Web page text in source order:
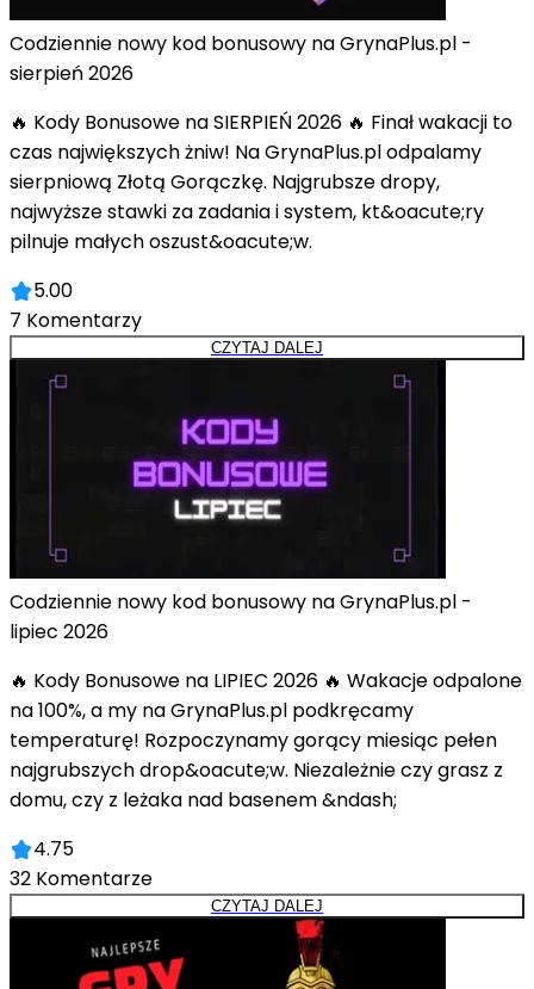
Codziennie nowy kod bonusowy na GrynaPlus.pl -
sierpień 2026
🔥 Kody Bonusowe na SIERPIEŃ 2026 🔥 Finał wakacji to
czas największych żniw! Na GrynaPlus.pl odpalamy
sierpniową Złotą Gorączkę. Najgrubsze dropy,
najwyższe stawki za zadania i system, kt&oacute;ry
pilnuje małych oszust&oacute;w.
5.00
7 Komentarzy
CZYTAJ DALEJ
Codziennie nowy kod bonusowy na GrynaPlus.pl -
lipiec 2026
🔥 Kody Bonusowe na LIPIEC 2026 🔥 Wakacje odpalone
na 100%, a my na GrynaPlus.pl podkręcamy
temperaturę! Rozpoczynamy gorący miesiąc pełen
najgrubszych drop&oacute;w. Niezależnie czy grasz z
domu, czy z leżaka nad basenem &ndash;
4.75
32 Komentarze
CZYTAJ DALEJ